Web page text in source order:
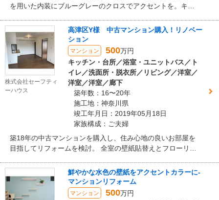
を用いた内装にブルーグレーのクロスでアクセントを。キッ
木質感を楽しめる空間になりました。
株式会社セーフティ
ーハウス
高津区Y様 中古マンション購入！リノベー
ション
マンション 500万円
キッチン・台所／浴室・ユニットバス／ト
イレ／洗面所・脱衣所／リビング／洋室／
洋室／洋室／廊下
築年数：16〜20年
施工地：神奈川県
竣工年月日：2019年05月18日
家族構成：ご夫婦
築18年の中古マンションを購入し、住み心地の良いお部屋を
目指してリフォームを検討。 全室の壁紙貼替えとフローリン
部屋になりました。 住宅設備面では、キッチンとユニットバ
スをまるっと新しい機器に交換！ トイレはご主人が腕をふる
って、新しい便器を取付けました。
鮮やかな水色の壁紙をアクセントカラーに-
マンションリフォーム
マンション 500万円